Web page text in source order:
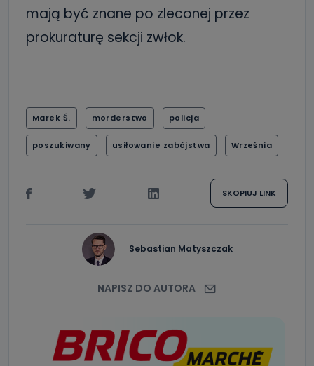
mają być znane po zleconej przez
prokuraturę sekcji zwłok.
Marek Ś. morderstwo policja
poszukiwany usiłowanie zabójstwa Września
SKOPIUJ LINK
Sebastian Matyszczak
NAPISZ DO AUTORA